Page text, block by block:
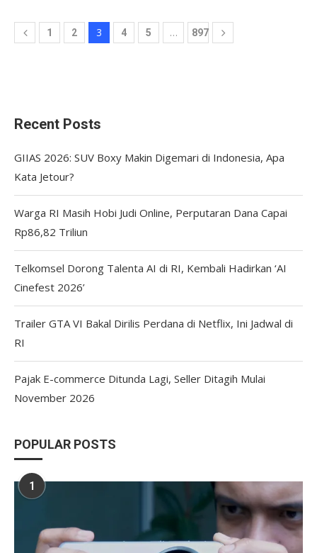
1 2 3 4 5 … 897
Recent Posts
GIIAS 2026: SUV Boxy Makin Digemari di Indonesia, Apa
Kata Jetour?
Warga RI Masih Hobi Judi Online, Perputaran Dana Capai
Rp86,82 Triliun
Telkomsel Dorong Talenta AI di RI, Kembali Hadirkan ‘AI
Cinefest 2026’
Trailer GTA VI Bakal Dirilis Perdana di Netflix, Ini Jadwal di
RI
Pajak E-commerce Ditunda Lagi, Seller Ditagih Mulai
November 2026
POPULAR POSTS
1